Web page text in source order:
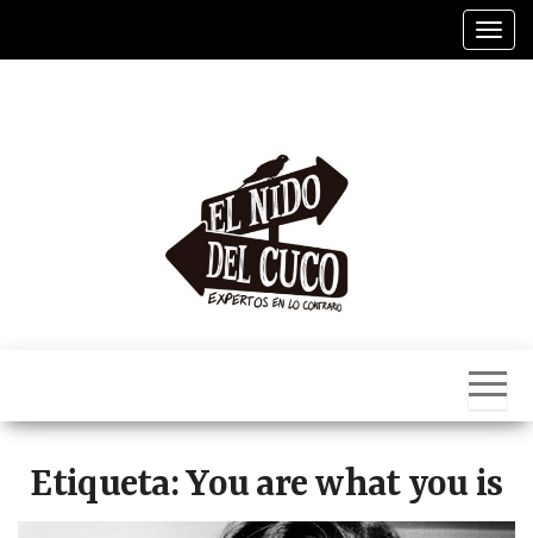
Nido
Del
Cuco
Etiqueta:You are what you is